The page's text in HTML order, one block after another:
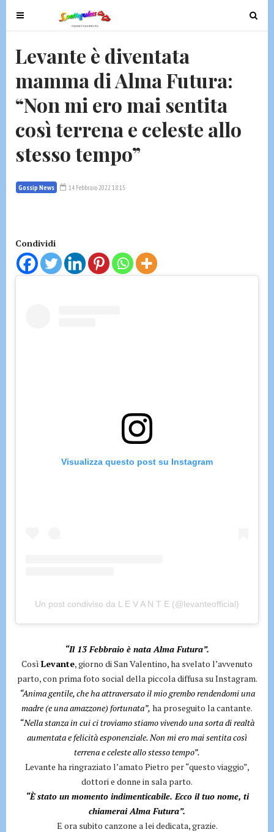
T
o
e
n
v
g
t
T
o
Levante è diventata
mamma di Alma Futura:
“Non mi ero mai sentita
così terrena e celeste allo
stesso tempo”
Gossip News 14 Febbraio 2022 18:15
Condividi
Visualizza questo post su Instagram
Un post condiviso da L E V A N T E (@levanteofficial)
“Il 13 Febbraio è nata Alma Futura”.
Così Levante, giorno di San Valentino, ha svelato l’avvenuto
parto, con prima foto social della piccola diffusa su Instagram.
“Anima gentile, che ha attraversato il mio grembo rendendomi una
madre (e una amazzone) fortunata”, ha proseguito la cantante.
“Nella stanza in cui ci troviamo stiamo vivendo una sorta di realtà
aumentata e felicità esponenziale. Non mi ero mai sentita così
terrena e celeste allo stesso tempo”.
Levante ha ringraziato l’amato Pietro per “questo viaggio”,
dottori e donne in sala parto.
“È stato un momento indimenticabile. Ecco il tuo nome, ti
chiamerai Alma Futura”.
E ora subito canzone a lei dedicata, grazie.